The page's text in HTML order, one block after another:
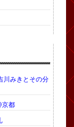
川みきとその分
京都